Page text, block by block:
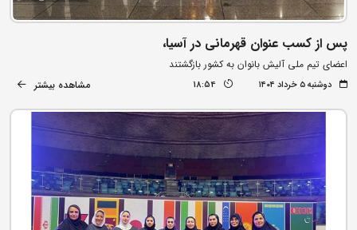
پس از کسب عنوان قهرمانی در آسیا،
اعضای تیم ملی آلیش بانوان به کشور بازگشتند
دوشنبه ۵ خرداد ۱۴۰۴ 18:54 مشاهده بیشتر